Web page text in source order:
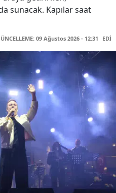
sunacak. Kapılar saat
09 Ağustos 2026 - 12:31